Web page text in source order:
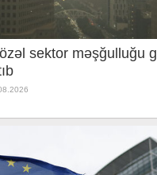
sektor məşğulluğu